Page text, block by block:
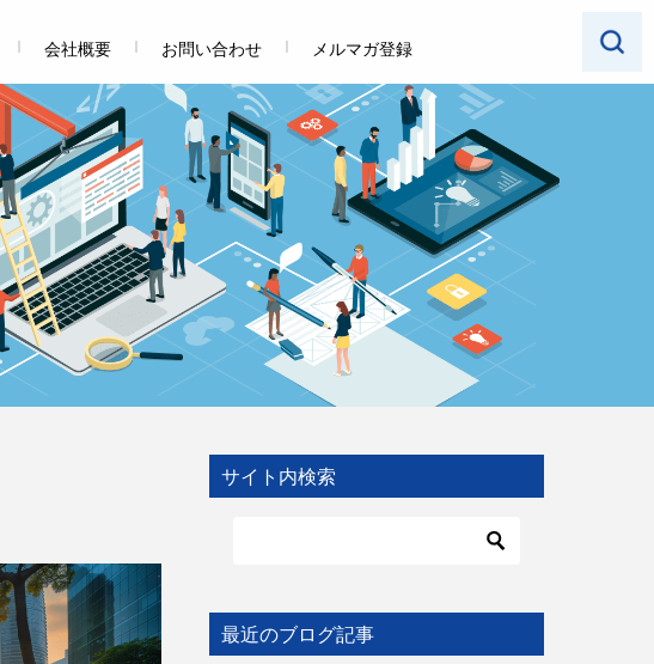
会社概要 お問い合わせ メルマガ登録
サイト内検索
最近のブログ記事